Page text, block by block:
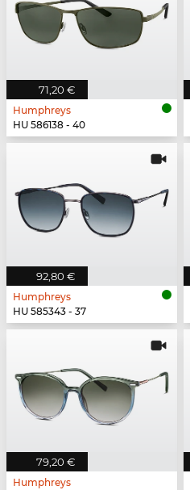
71,20 €
Humphreys
HU 586138 - 40
92,80 €
Humphreys
HU 585343 - 37
79,20 €
Humphreys